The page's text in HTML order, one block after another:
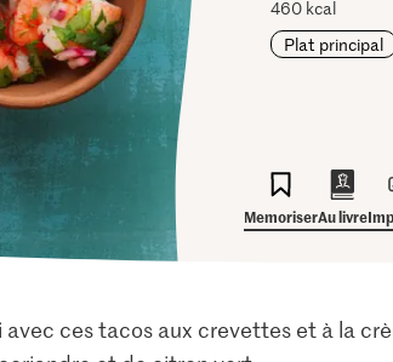
460 kcal
Plat principal
MemoriserAu livre
ces tacos aux crevettes et à la